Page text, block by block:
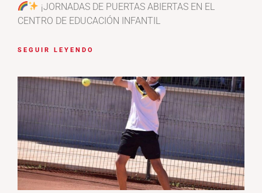
¡JORNADAS DE PUERTAS ABIERTAS EN EL
CENTRO DE EDUCACIÓN INFANTIL
SEGUIR LEYENDO